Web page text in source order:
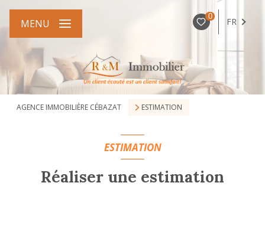
0 FR
MENU
AGENCE IMMOBILIÈRE CÉBAZAT ESTIMATION
ESTIMATION
Réaliser une estimation